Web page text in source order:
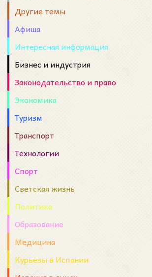
Другие темы
Афиша
Интересная информация
Бизнес и индустрия
Законодательство и право
Экономика
Туризм
Транспорт
Технологии
Спорт
Светская жизнь
Политика
Образование
Медицина
Курьезы в Испании